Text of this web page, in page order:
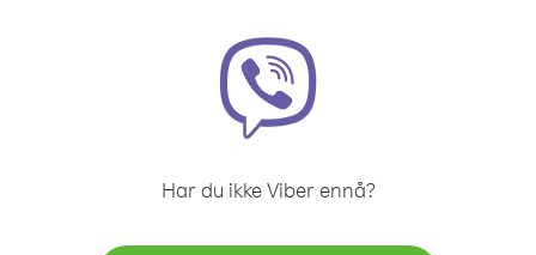
Har du ikke Viber ennå?